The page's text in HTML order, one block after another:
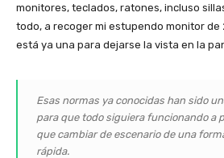
monitores, teclados, ratones, incluso
todo, a recoger mi estupendo monitor de
está ya una para dejarse la vista en la
Esas normas ya conocidas han sido
para que todo siguiera funcionando a
que cambiar de escenario de una
rápida.